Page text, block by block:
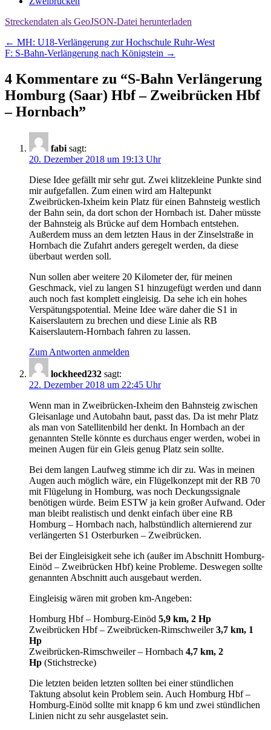
Streckendaten als GeoJSON-Datei herunterladen
Beitragsnavigation
← MH: U18-Verlängerung zur Hochschule Ruhr-West
F: S-Bahn-Verlängerung nach Königstein →
4 Kommentare zu “S-Bahn Verlängerung
Homburg (Saar) Hbf – Zweibrücken Hbf
– Hornbach”
fabi sagt:
20. Dezember 2018 um 19:13 Uhr
Diese Idee gefällt mir sehr gut. Zwei klitzekleine Punkte sind
mir aufgefallen. Zum einen wird am Haltepunkt
Zweibrücken-Ixheim kein Platz für einen Bahnsteig westlich
der Bahn sein, da dort schon der Hornbach ist. Daher müsste
der Bahnsteig als Brücke auf dem Hornbach entstehen.
Außerdem muss an dem letzten Haus in der Zinselstraße in
Hornbach die Zufahrt anders geregelt werden, da diese
überbaut werden soll.
Nun sollen aber weitere 20 Kilometer der, für meinen
Geschmack, viel zu langen S1 hinzugefügt werden und dann
auch noch fast komplett eingleisig. Da sehe ich ein hohes
Verspätungspotential. Meine Idee wäre daher die S1 in
Kaiserslautern zu brechen und diese Linie als RB
Kaiserslautern-Hornbach fahren zu lassen.
Zum Antworten anmelden
lockheed232 sagt:
22. Dezember 2018 um 22:45 Uhr
Wenn man in Zweibrücken-Ixheim den Bahnsteig zwischen
Gleisanlage und Autobahn baut, passt das. Da ist mehr Platz
als man von Satellitenbild her denkt. In Hornbach an der
genannten Stelle könnte es durchaus enger werden, wobei in
meinen Augen für ein Gleis genug Platz sein sollte.
Bei dem langen Laufweg stimme ich dir zu. Was in meinen
Augen auch möglich wäre, ein Flügelkonzept mit der RB 70
mit Flügelung in Homburg, was noch Deckungssignale
benötigen würde. Beim ESTW ja kein großer Aufwand. Oder
man bleibt realistisch und denkt einfach über eine RB
Homburg – Hornbach nach, halbstündlich alternierend zur
verlängerten S1 Osterburken – Zweibrücken.
Bei der Eingleisigkeit sehe ich (außer im Abschnitt Homburg-
Einöd – Zweibrücken Hbf) keine Probleme. Deswegen sollte
genannten Abschnitt auch ausgebaut werden.
Eingleisig wären mit groben km-Angeben:
Homburg Hbf – Homburg-Einöd 5,9 km, 2 Hp
Zweibrücken Hbf – Zweibrücken-Rimschweiler3,7 km, 1
Hp
Zweibrücken-Rimschweiler – Hornbach 4,7 km, 2
Hp (Stichstrecke)
Die letzten beiden letzten sollten bei einer stündlichen
Taktung absolut kein Problem sein. Auch Homburg Hbf –
Homburg-Einöd sollte mit knapp 6 km und zwei stündlichen
Linien nicht zu sehr ausgelastet sein.